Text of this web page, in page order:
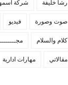
رشا خليفة شركة
صوت وصورة فيديو
كلام والسلام
مقالاتي مهارات ادارية